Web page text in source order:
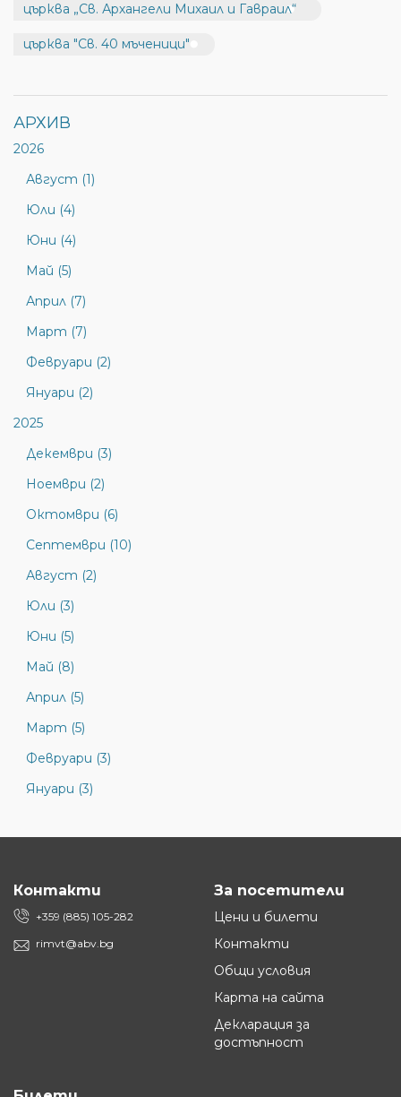
църква „Св. Архангели Михаил и Гавраил“
църква "Св. 40 мъченици"
АРХИВ
2026
Август (1)
Юли (4)
Юни (4)
Май (5)
Април (7)
Март (7)
Февруари (2)
Януари (2)
2025
Декември (3)
Ноември (2)
Октомври (6)
Септември (10)
Август (2)
Юли (3)
Юни (5)
Май (8)
Април (5)
Март (5)
Февруари (3)
Януари (3)
Контакти
+359 (885) 105-282
rimvt@abv.bg
За посетители
Цени и билети
Контакти
Общи условия
Карта на сайта
Декларация за
достъпност